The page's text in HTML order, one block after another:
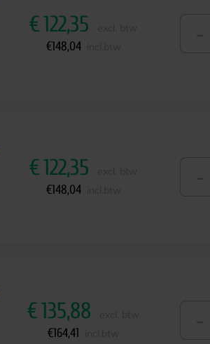
€122,35
€148,04
€122,35
€148,04
€135,88
€164,41